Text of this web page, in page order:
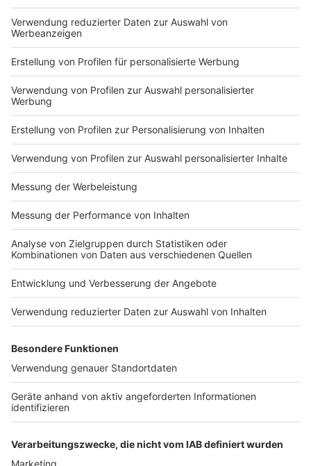
DEINE GEMERKTEN ARTIKEL
Du hast dir noch keine Artikel gemerkt
Impressum
Nutzungsbedingungen
Jobs
Presse
Werben
Archiv
ANTENNE BAYERN GROUP
Stiftung ANTENNE BAYERN
hilft
Teilnahmebedingungen
Kontakt
Studio-Hotline
Verkehrs-Hotline
Newsletter